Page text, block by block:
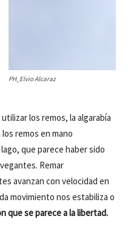
PH_Elvio Alcaraz
los remos, la algarabía
remos en mano
que parece haber sido
Remar
avanzan con velocidad en
movimiento nos estabiliza o
que se parece a la libertad.